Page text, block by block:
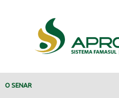
O SENAR